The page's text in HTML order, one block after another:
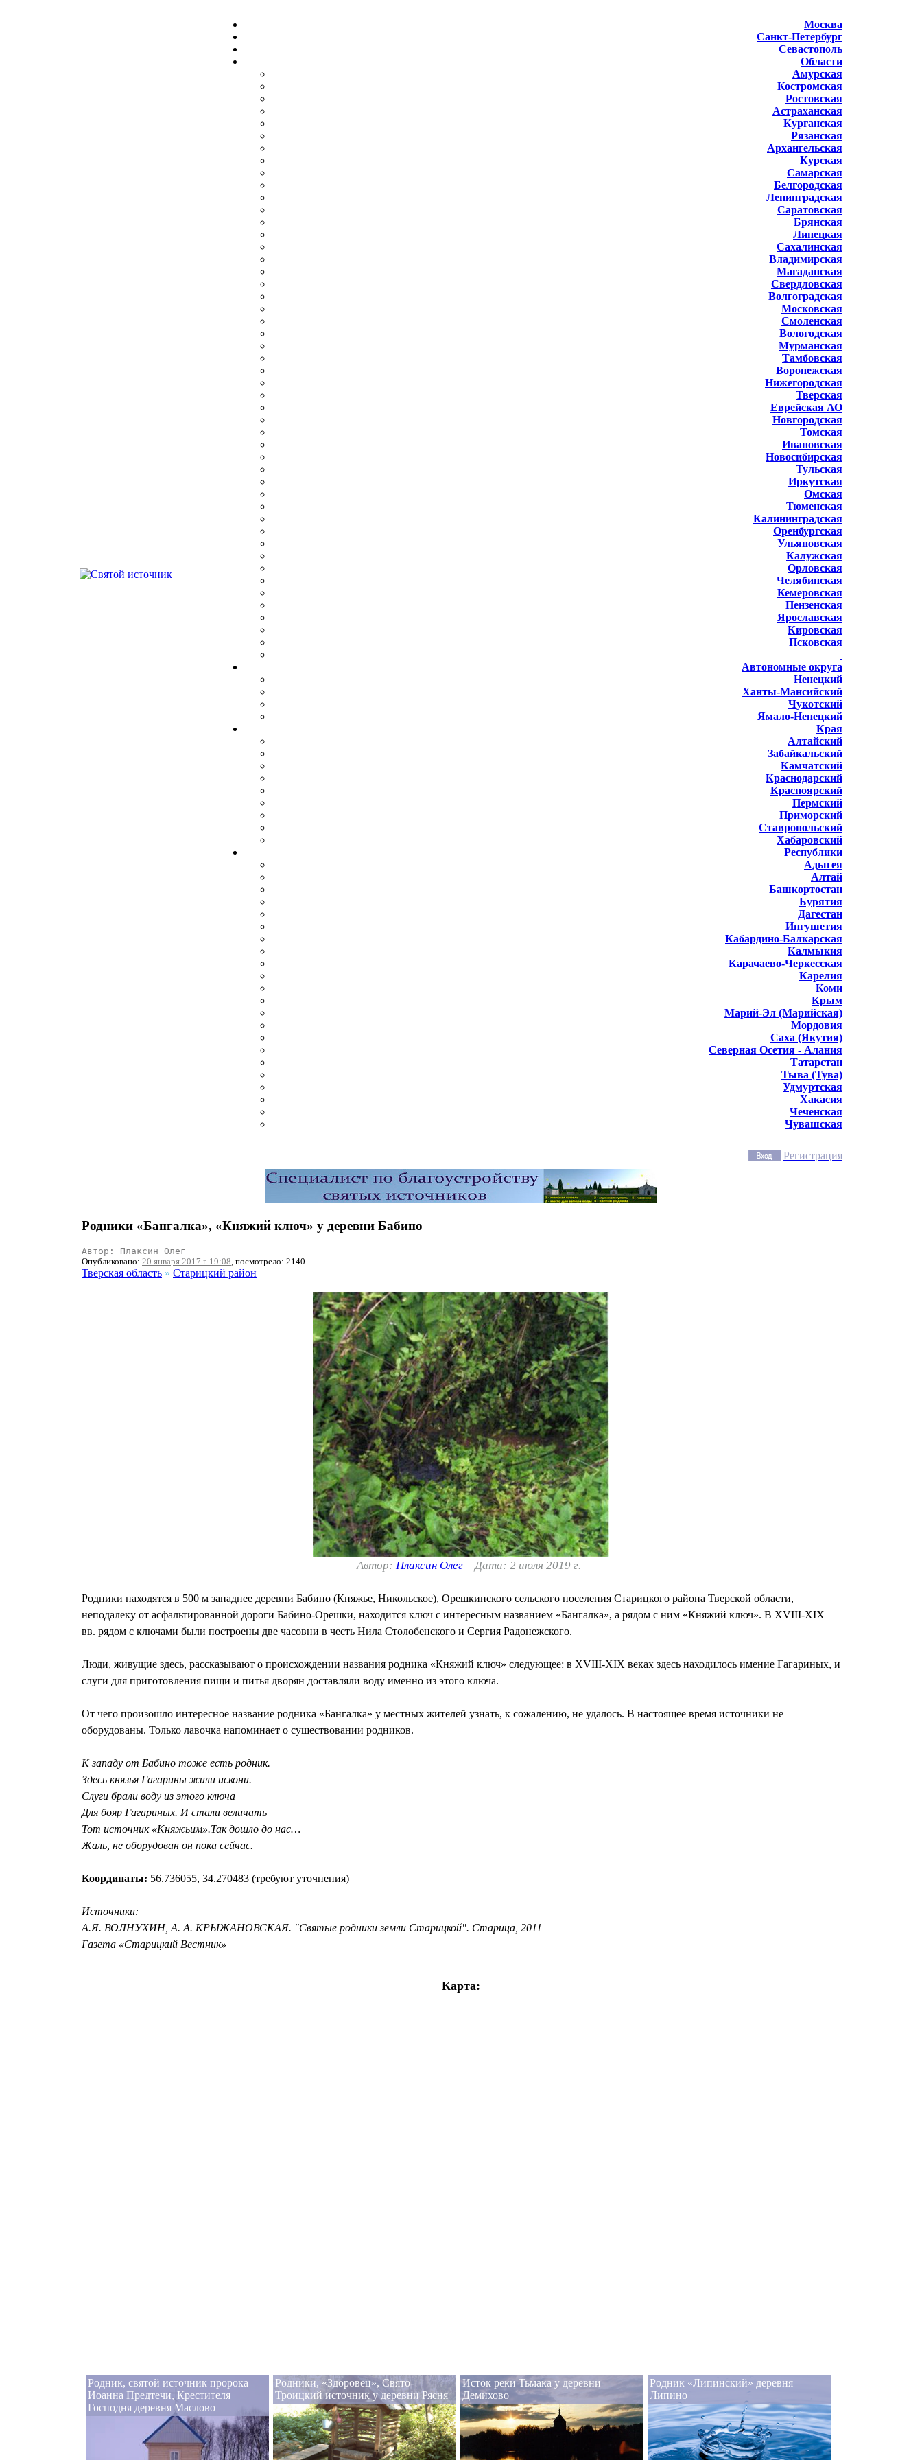
Москва
Санкт-Петербург
Севастополь
Области
Амурская
Костромская
Ростовская
Астраханская
Курганская
Рязанская
Архангельская
Курская
Самарская
Белгородская
Ленинградская
Саратовская
Брянская
Липецкая
Сахалинская
Владимирская
Магаданская
Свердловская
Волгоградская
Московская
Смоленская
Вологодская
Мурманская
Тамбовская
Воронежская
Нижегородская
Тверская
Еврейская АО
Новгородская
Томская
Ивановская
Новосибирская
Тульская
Иркутская
Омская
Тюменская
Калининградская
Оренбургская
Ульяновская
Калужская
Орловская
Челябинская
Кемеровская
Пензенская
Ярославская
Кировская
Псковская
Автономные округа
Ненецкий
Ханты-Мансийский
Чукотский
Ямало-Ненецкий
Края
Алтайский
Забайкальский
Камчатский
Краснодарский
Красноярский
Пермский
Приморский
Ставропольский
Хабаровский
Республики
Адыгея
Алтай
Башкортостан
Бурятия
Дагестан
Ингушетия
Кабардино-Балкарская
Калмыкия
Карачаево-Черкесская
Карелия
Коми
Крым
Марий-Эл (Марийская)
Мордовия
Саха (Якутия)
Северная Осетия - Алания
Татарстан
Тыва (Тува)
Удмуртская
Хакасия
Чеченская
Чувашская
Регистрация
Родники «Бангалка», «Княжий ключ» у деревни Бабино
Автор: Плаксин Олег
Опубликовано: 20 января 2017 г. 19:08, посмотрело: 2140
Тверская область » Старицкий район
Автор: Плаксин Олег Дата: 2 июля 2019 г.
Родники находятся в 500 м западнее деревни Бабино (Княжье, Никольское), Орешкинского сельского поселения Старицкого района Тверской области,
неподалеку от асфальтированной дороги Бабино-Орешки, находится ключ с интересным названием «Бангалка», а рядом с ним «Княжий ключ». В XVIII-XIX
вв. рядом с ключами были построены две часовни в честь Нила Столобенского и Сергия Радонежского.
Люди, живущие здесь, рассказывают о происхождении названия родника «Княжий ключ» следующее: в XVIII-XIX веках здесь находилось имение Гагариных, и
слуги для приготовления пищи и питья дворян доставляли воду именно из этого ключа.
От чего произошло интересное название родника «Бангалка» у местных жителей узнать, к сожалению, не удалось. В настоящее время источники не
оборудованы. Только лавочка напоминает о существовании родников.
К западу от Бабино тоже есть родник.
Здесь князья Гагарины жили искони.
Слуги брали воду из этого ключа
Для бояр Гагариных. И стали величать
Тот источник «Княжьим».Так дошло до нас…
Жаль, не оборудован он пока сейчас.
Координаты: 56.736055, 34.270483 (требуют уточнения)
Источники:
А.Я. ВОЛНУХИН, А. А. КРЫЖАНОВСКАЯ. "Святые родники земли Старицкой". Старица, 2011
Газета «Старицкий Вестник»
Карта:
Родник, святой источник пророка
Иоанна Предтечи, Крестителя
Господня деревня Маслово
Родники, «Здоровец», Свято-
Троицкий источник у деревни Рясня
Исток реки Тьмака у деревни
Демихово
Родник «Липинский» деревня
Липино